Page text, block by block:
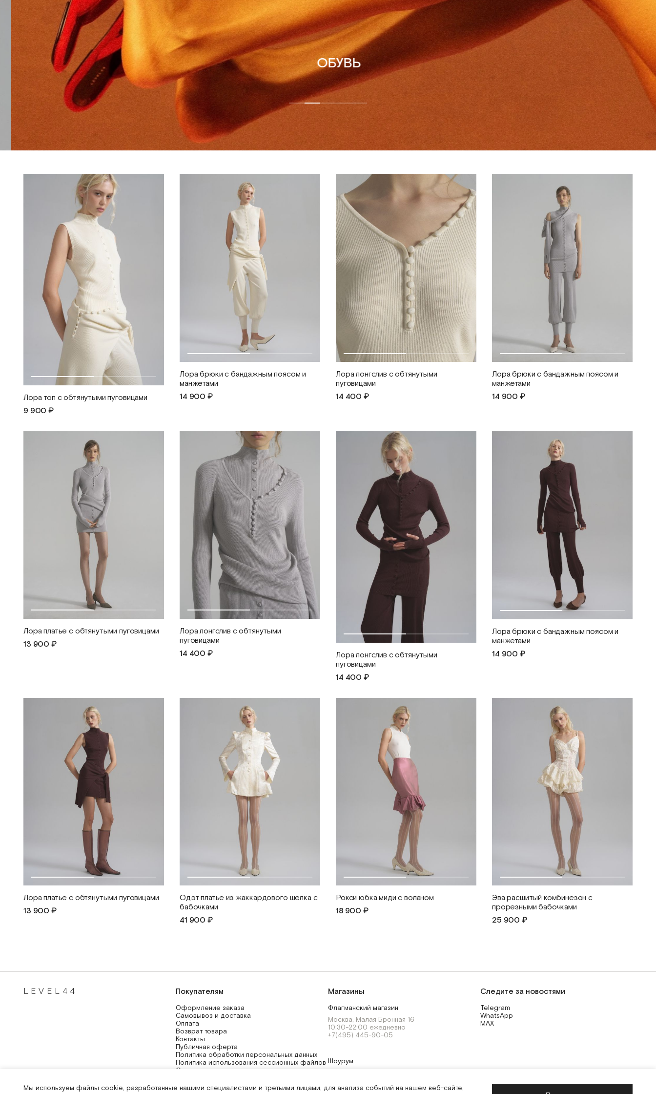
ОБУВЬ
Лора топ с обтянутыми пуговицами
9 900 ₽
Лора брюки с бандажным поясом и
манжетами
14 900 ₽
Лора лонгслив с обтянутыми
пуговицами
14 400 ₽
Лора брюки с бандажным поясом и
манжетами
14 900 ₽
Лора платье с обтянутыми пуговицами
13 900 ₽
Лора лонгслив с обтянутыми
пуговицами
14 400 ₽
Лора лонгслив с обтянутыми
пуговицами
14 400 ₽
Лора брюки с бандажным поясом и
манжетами
14 900 ₽
Лора платье с обтянутыми пуговицами
13 900 ₽
Одэт платье из жаккардового шелка с
бабочками
41 900 ₽
Рокси юбка миди с воланом
18 900 ₽
Эва расшитый комбинезон с
прорезными бабочками
25 900 ₽
Следите за новостями
Telegram
WhatsApp
MAX
Магазины
Флагманский магазин
Москва, Малая Бронная 16
10:30-22:00 ежедневно
+7(495) 445-90-05
Шоурум
+7(495) 445-90-05
Покупателям
Оформление заказа
Самовывоз и доставка
Оплата
Возврат товара
Контакты
Публичная оферта
Политика обработки персональных данных
Политика использования сессионных файлов
Согласие на получение рассылок
Система привилегий
LEVEL44
Мы используем файлы cookie, разработанные нашими специалистами и третьими лицами, для анализа событий на нашем веб-сайте,